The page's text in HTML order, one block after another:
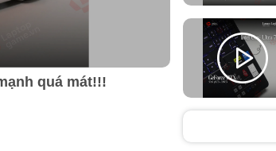
16 2025, cho phép máy vận hành ở công
Dù bạn lựa chọn chế độ Turbo hay tự tùy
mạnh tiềm ẩn trong từng linh kiện.
quá mát!!!